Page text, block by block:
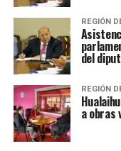
REGIÓN
del
REGIÓN
a obras